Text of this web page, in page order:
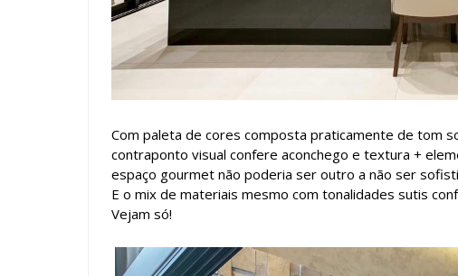
Com paleta de cores composta praticamente de tom
contraponto visual confere aconchego e textura +
espaço gourmet não poderia ser outro a não ser
E o mix de materiais mesmo com tonalidades sutis
Vejam só!